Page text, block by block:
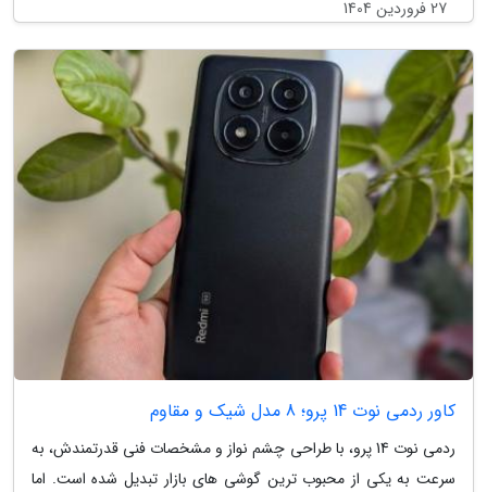
27 فروردین 1404
کاور ردمی نوت 14 پرو؛ 8 مدل شیک و مقاوم
ردمی نوت 14 پرو، با طراحی چشم نواز و مشخصات فنی قدرتمندش، به
سرعت به یکی از محبوب ترین گوشی های بازار تبدیل شده است. اما